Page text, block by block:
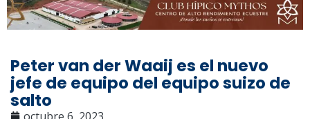
Peter van der Waaij es el nuevo
jefe de equipo del equipo suizo de
salto